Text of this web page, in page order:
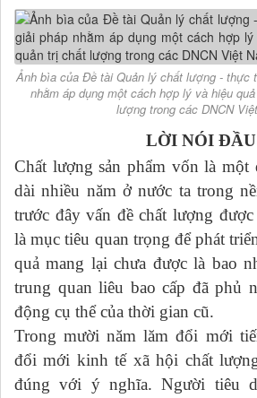
Ảnh bìa của Đề tài Quản lý chất lượng - thực
nhằm áp dụng một cách hợp lý và hiệu
lượng trong các DNCN
LỜI NÓI ĐẦU
Chất lượng sản phẩm vốn là một
dài nhiều năm ở nước ta trong
trước đây vấn đề chất lượng
là mục tiêu quan trọng để phát
quả mang lại chưa được là bao
trung quan liêu bao cấp đã phủ
động cụ thể của thời gian cũ.
Trong mười năm lăm đổi mới
đổi mới kinh tế xã hội chất
đúng với ý nghĩa. Người tiêu